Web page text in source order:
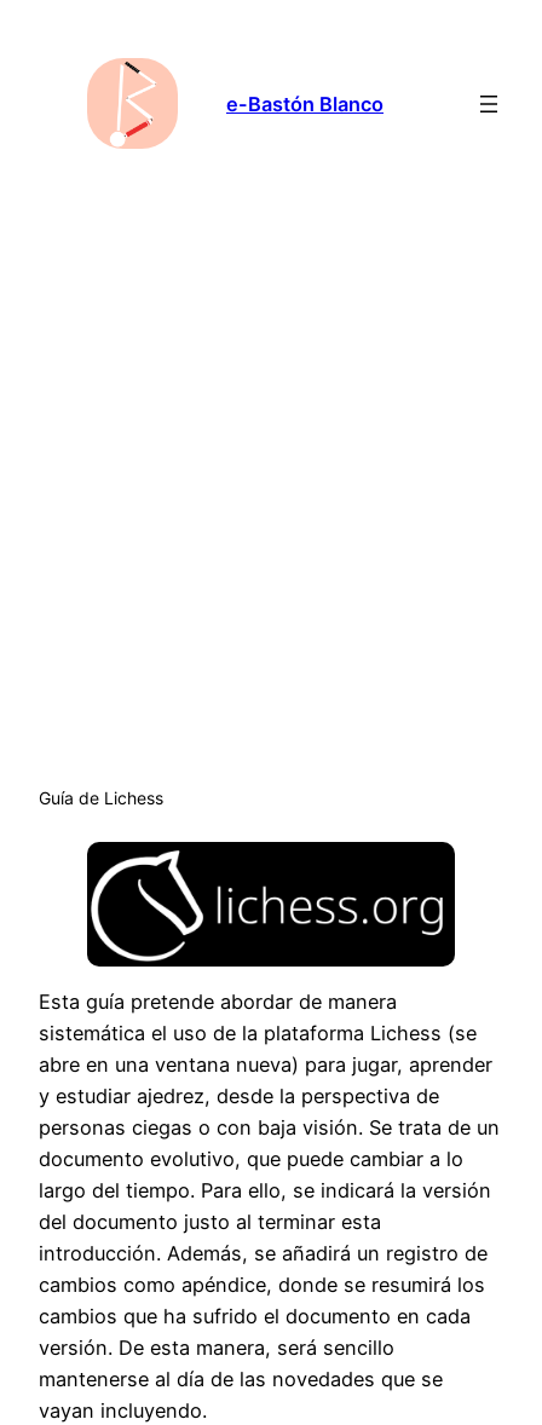
contenido
e-Bastón Blanco
Guía de Lichess
Esta guía pretende abordar de manera
sistemática el uso de la plataforma Lichess (se
abre en una ventana nueva) para jugar, aprender
y estudiar ajedrez, desde la perspectiva de
personas ciegas o con baja visión. Se trata de un
documento evolutivo, que puede cambiar a lo
largo del tiempo. Para ello, se indicará la versión
del documento justo al terminar esta
introducción. Además, se añadirá un registro de
cambios como apéndice, donde se resumirá los
cambios que ha sufrido el documento en cada
versión. De esta manera, será sencillo
mantenerse al día de las novedades que se
vayan incluyendo.